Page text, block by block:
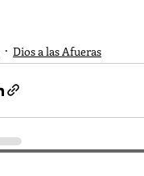
Dios a las Afueras